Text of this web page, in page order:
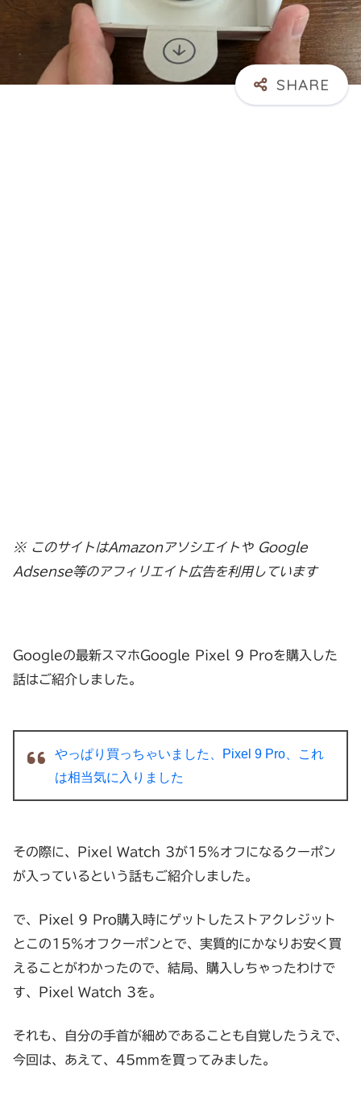
※ このサイトはAmazonアソシエイトや Google
Adsense等のアフィリエイト広告を利用しています
Googleの最新スマホGoogle Pixel 9 Proを購入した
話はご紹介しました。
やっぱり買っちゃいました、Pixel 9 Pro、これ
は相当気に入りました
その際に、Pixel Watch 3が15%オフになるクーポン
が入っているという話もご紹介しました。
で、Pixel 9 Pro購入時にゲットしたストアクレジット
とこの15%オフクーポンとで、実質的にかなりお安く買
えることがわかったので、結局、購入しちゃったわけで
す、Pixel Watch 3を。
それも、自分の手首が細めであることも自覚したうえで、
今回は、あえて、45mmを買ってみました。